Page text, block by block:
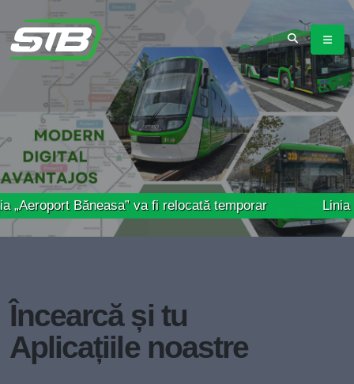
Băneasa” va fi relocată temporar Linia 41 –
Încearcă și tu
Aplicațiile noastre